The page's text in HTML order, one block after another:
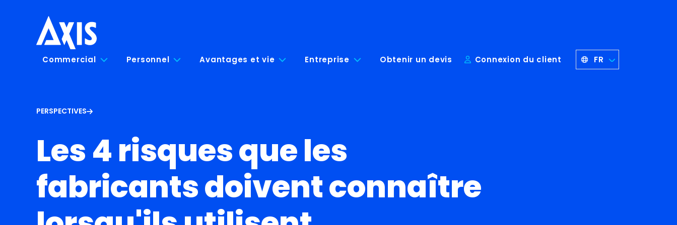
Commercial Personnel Avantages et vie Entreprise Obtenir un devis Connexion du client FR
PERSPECTIVES
Les 4 risques que les
fabricants doivent connaître